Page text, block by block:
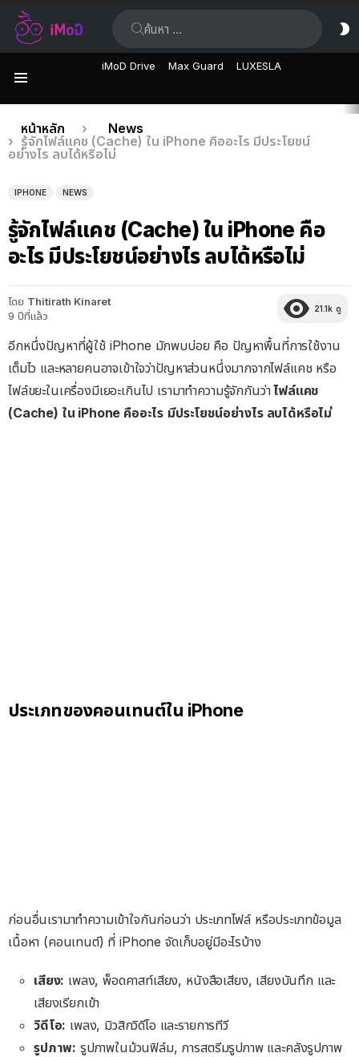
iMoD Drive Max Guard LUXESLA
เรื่อง
ล่าสุด
คุณอยู่ที่นี่:
หน้าหลัก
News
รู้จักไฟล์แคช (Cache) ใน iPhone คืออะไร มีประโยชน์
อย่างไร ลบได้หรือไม่
IPHONE NEWS
รู้จักไฟล์แคช (Cache) ใน iPhone คือ
อะไร มีประโยชน์อย่างไร ลบได้หรือไม่
โดย Thitirath Kinaret
9 ปีที่แล้ว
21.1k ดู
อีกหนึ่งปัญหาที่ผู้ใช้ iPhone มักพบบ่อย คือ ปัญหาพื้นที่การใช้งาน
เต็มไว และหลายคนอาจเข้าใจว่าปัญหาส่วนหนึ่งมากจากไฟล์แคช หรือ
ไฟล์ขยะในเครื่องมีเยอะเกินไป เรามาทำความรู้จักกันว่าไฟล์แคช
(Cache) ใน iPhone คืออะไร มีประโยชน์อย่างไร ลบได้หรือไม่
ประเภทของคอนเทนต์ใน iPhone
ก่อนอื่นเรามาทำความเข้าใจกันก่อนว่า ประเภทไฟล์ หรือประเภทข้อมูล
เนื้อหา (คอนเทนต์) ที่ iPhone จัดเก็บอยู่มีอะไรบ้าง
เสียง: เพลง, พ็อดคาสท์เสียง, หนังสือเสียง, เสียงบันทึก และ
เสียงเรียกเข้า
วิดีโอ: เพลง, มิวสิกวิดีโอ และรายการทีวี
รูปภาพ: รูปภาพในม้วนฟิล์ม, การสตรีมรูปภาพ และคลังรูปภาพ